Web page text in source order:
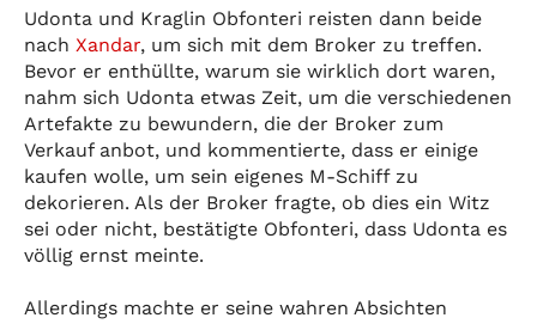
Udonta und Kraglin Obfonteri reisten dann beide
nach Xandar, um sich mit dem Broker zu treffen.
Bevor er enthüllte, warum sie wirklich dort waren,
nahm sich Udonta etwas Zeit, um die verschiedenen
Artefakte zu bewundern, die der Broker zum
Verkauf anbot, und kommentierte, dass er einige
kaufen wolle, um sein eigenes M-Schiff zu
dekorieren. Als der Broker fragte, ob dies ein Witz
sei oder nicht, bestätigte Obfonteri, dass Udonta es
völlig ernst meinte.
Allerdings machte er seine wahren Absichten